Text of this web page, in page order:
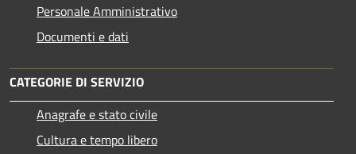
Personale Amministrativo
Documenti e dati
CATEGORIE DI SERVIZIO
Anagrafe e stato civile
Cultura e tempo libero